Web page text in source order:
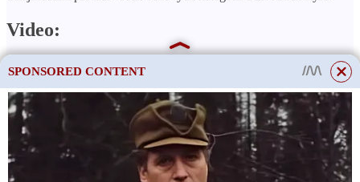
Video:
Himalájská kočka.
SPONSORED CONTENT